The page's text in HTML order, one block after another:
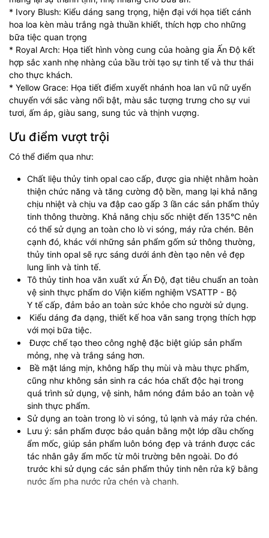
* Ivory Blush: Kiểu dáng sang trọng, hiện đại với họa tiết cánh
hoa loa kèn màu trắng ngà thuần khiết, thích hợp cho những
bữa tiệc quan trọng
* Royal Arch: Họa tiết hình vòng cung của hoàng gia Ấn Độ kết
hợp sắc xanh nhẹ nhàng của bầu trời tạo sự tinh tế và thư thái
cho thực khách.
* Yellow Grace: Họa tiết điểm xuyết nhánh hoa lan vũ nữ uyển
chuyển với sắc vàng nổi bật, màu sắc tượng trưng cho sự vui
tươi, ấm áp, giàu sang, sung túc và thịnh vượng.
Ưu điểm vượt trội
Có thể điểm qua như:
Chất liệu thủy tinh opal cao cấp, được gia nhiệt nhằm hoàn
thiện chức năng và tăng cường độ bền, mang lại khả năng
chịu nhiệt và chịu va đập cao gấp 3 lần các sản phẩm thủy
tinh thông thường. Khả năng chịu sốc nhiệt đến 135°C nên
có thể sử dụng an toàn cho lò vi sóng, máy rửa chén. Bên
cạnh đó, khác với những sản phẩm gốm sứ thông thường,
thủy tinh opal sẽ rực sáng dưới ánh đèn tạo nên vẻ đẹp
lung linh và tinh tế.
Tô thủy tinh hoa văn xuất xứ Ấn Độ, đạt tiêu chuẩn an toàn
vệ sinh thực phẩm do Viện kiểm nghiệm VSATTP - Bộ
Y tế cấp, đảm bảo an toàn sức khỏe cho người sử dụng.
Kiểu dáng đa dạng, thiết kế hoa văn sang trọng thích hợp
với mọi bữa tiệc.
Được chế tạo theo công nghệ đặc biệt giúp sản phẩm
mỏng, nhẹ và trắng sáng hơn.
Bề mặt láng mịn, không hấp thụ mùi và màu thực phẩm,
cũng như không sản sinh ra các hóa chất độc hại trong
quá trình sử dụng, vệ sinh, hâm nóng đảm bảo an toàn vệ
sinh thực phẩm.
Sử dụng an toàn trong lò vi sóng, tủ lạnh và máy rửa chén.
Lưu ý: sản phẩm được bảo quản bằng một lớp dầu chống
ẩm mốc, giúp sản phẩm luôn bóng đẹp và tránh được các
tác nhân gây ẩm mốc từ môi trường bên ngoài. Do đó
trước khi sử dụng các sản phẩm thủy tinh nên rửa kỹ bằng
nước ấm pha nước rửa chén và chanh.